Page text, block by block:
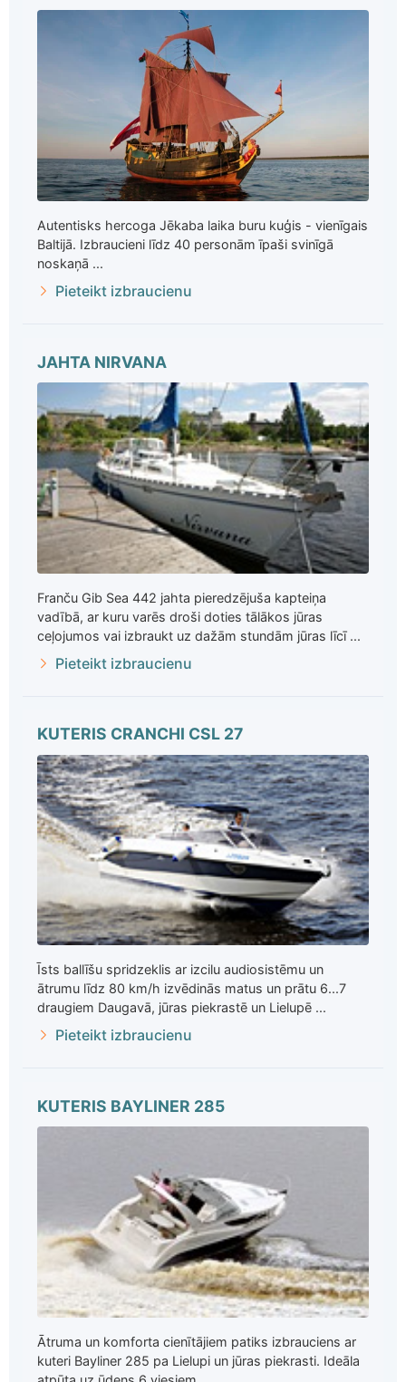
Autentisks hercoga Jēkaba laika buru kuģis - vienīgais
Baltijā. Izbraucieni līdz 40 personām īpaši svinīgā
noskaņā ...
Pieteikt izbraucienu
JAHTA NIRVANA
Franču Gib Sea 442 jahta pieredzējuša kapteiņa
vadībā, ar kuru varēs droši doties tālākos jūras
ceļojumos vai izbraukt uz dažām stundām jūras līcī ...
Pieteikt izbraucienu
KUTERIS CRANCHI CSL 27
Īsts ballīšu spridzeklis ar izcilu audiosistēmu un
ātrumu līdz 80 km/h izvēdinās matus un prātu 6...7
draugiem Daugavā, jūras piekrastē un Lielupē ...
Pieteikt izbraucienu
KUTERIS BAYLINER 285
Ātruma un komforta cienītājiem patiks izbrauciens ar
kuteri Bayliner 285 pa Lielupi un jūras piekrasti. Ideāla